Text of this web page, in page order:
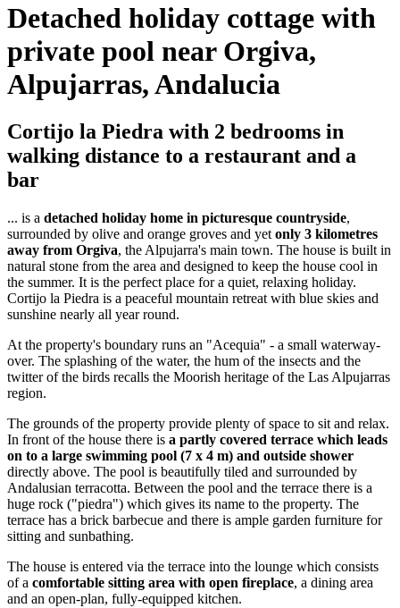
Detached holiday cottage with
private pool near Orgiva,
Alpujarras, Andalucia
Cortijo la Piedra with 2 bedrooms in
walking distance to a restaurant and a
bar
... is a detached holiday home in picturesque countryside,
surrounded by olive and orange groves and yet only 3 kilometres
away from Orgiva, the Alpujarra's main town. The house is built in
natural stone from the area and designed to keep the house cool in
the summer. It is the perfect place for a quiet, relaxing holiday.
Cortijo la Piedra is a peaceful mountain retreat with blue skies and
sunshine nearly all year round.
At the property's boundary runs an "Acequia" - a small waterway-
over. The splashing of the water, the hum of the insects and the
twitter of the birds recalls the Moorish heritage of the Las Alpujarras
region.
The grounds of the property provide plenty of space to sit and relax.
In front of the house there is a partly covered terrace which leads
on to a large swimming pool (7 x 4 m) and outside shower
directly above. The pool is beautifully tiled and surrounded by
Andalusian terracotta. Between the pool and the terrace there is a
huge rock ("piedra") which gives its name to the property. The
terrace has a brick barbecue and there is ample garden furniture for
sitting and sunbathing.
The house is entered via the terrace into the lounge which consists
of a comfortable sitting area with open fireplace, a dining area
and an open-plan, fully-equipped kitchen.